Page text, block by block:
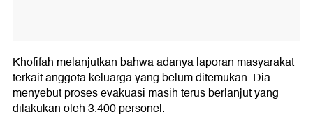
Khofifah melanjutkan bahwa adanya laporan masyarakat
terkait anggota keluarga yang belum ditemukan. Dia
menyebut proses evakuasi masih terus berlanjut yang
dilakukan oleh 3.400 personel.